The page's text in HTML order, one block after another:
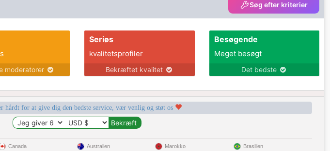
Søg efter kriterier
moderatorer
Seriøs
kvalitetsprofiler
Bekræftet kvalitet
Besøgende
Meget besøgt
Det bedste
hårdt for at give dig den bedste service, vær venlig og støt os
Canada Australien Marokko Brasilien